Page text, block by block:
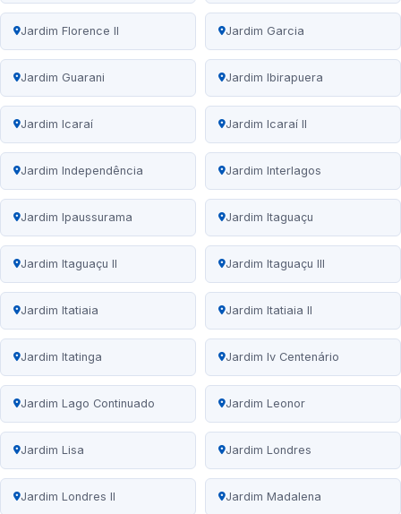
Jardim Florence II Jardim Garcia
Jardim Guarani Jardim Ibirapuera
Jardim Icaraí Jardim Icaraí II
Jardim Independência Jardim Interlagos
Jardim Ipaussurama Jardim Itaguaçu
Jardim Itaguaçu II Jardim Itaguaçu III
Jardim Itatiaia Jardim Itatiaia II
Jardim Itatinga Jardim Iv Centenário
Jardim Lago Continuado Jardim Leonor
Jardim Lisa Jardim Londres
Jardim Londres II Jardim Madalena